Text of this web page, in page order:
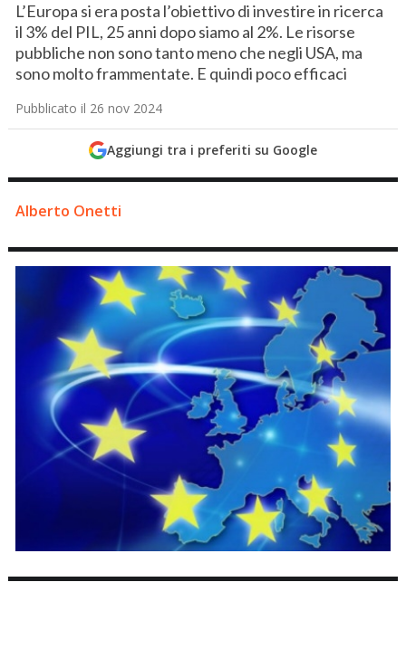
L’Europa si era posta l’obiettivo di investire in ricerca
il 3% del PIL, 25 anni dopo siamo al 2%. Le risorse
pubbliche non sono tanto meno che negli USA, ma
sono molto frammentate. E quindi poco efficaci
Pubblicato il 26 nov 2024
Aggiungi tra i preferiti su Google
Alberto Onetti